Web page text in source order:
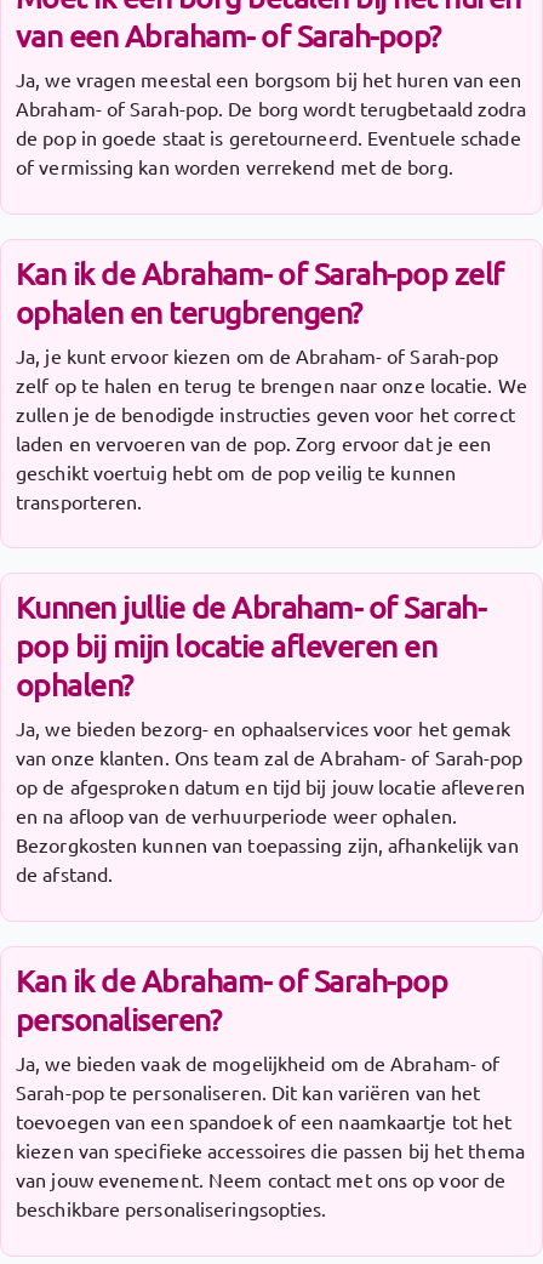
van een Abraham- of Sarah-pop?
Ja, we vragen meestal een borgsom bij het huren van een
Abraham- of Sarah-pop. De borg wordt terugbetaald zodra
de pop in goede staat is geretourneerd. Eventuele schade
of vermissing kan worden verrekend met de borg.
Kan ik de Abraham- of Sarah-pop zelf
ophalen en terugbrengen?
Ja, je kunt ervoor kiezen om de Abraham- of Sarah-pop
zelf op te halen en terug te brengen naar onze locatie. We
zullen je de benodigde instructies geven voor het correct
laden en vervoeren van de pop. Zorg ervoor dat je een
geschikt voertuig hebt om de pop veilig te kunnen
transporteren.
Kunnen jullie de Abraham- of Sarah-
pop bij mijn locatie afleveren en
ophalen?
Ja, we bieden bezorg- en ophaalservices voor het gemak
van onze klanten. Ons team zal de Abraham- of Sarah-pop
op de afgesproken datum en tijd bij jouw locatie afleveren
en na afloop van de verhuurperiode weer ophalen.
Bezorgkosten kunnen van toepassing zijn, afhankelijk van
de afstand.
Kan ik de Abraham- of Sarah-pop
personaliseren?
Ja, we bieden vaak de mogelijkheid om de Abraham- of
Sarah-pop te personaliseren. Dit kan variëren van het
toevoegen van een spandoek of een naamkaartje tot het
kiezen van specifieke accessoires die passen bij het thema
van jouw evenement. Neem contact met ons op voor de
beschikbare personaliseringsopties.